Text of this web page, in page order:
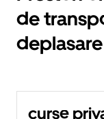
de
deplasare
curse